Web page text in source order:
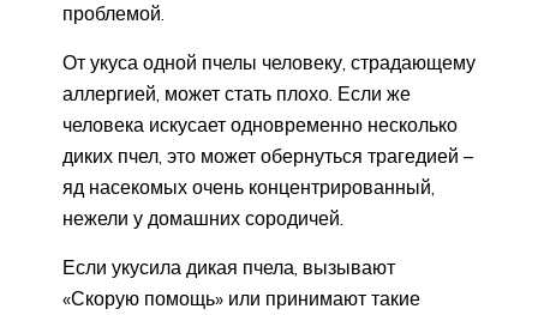
проблемой.
От укуса одной пчелы человеку, страдающему
аллергией, может стать плохо. Если же
человека искусает одновременно несколько
диких пчел, это может обернуться трагедией –
яд насекомых очень концентрированный,
нежели у домашних сородичей.
Если укусила дикая пчела, вызывают
«Скорую помощь» или принимают такие